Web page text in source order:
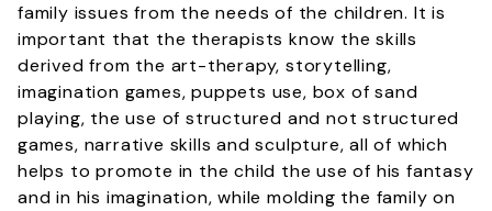
family issues from the needs of the children. It is
important that the therapists know the skills
derived from the art-therapy, storytelling,
imagination games, puppets use, box of sand
playing, the use of structured and not structured
games, narrative skills and sculpture, all of which
helps to promote in the child the use of his fantasy
and in his imagination, while molding the family on